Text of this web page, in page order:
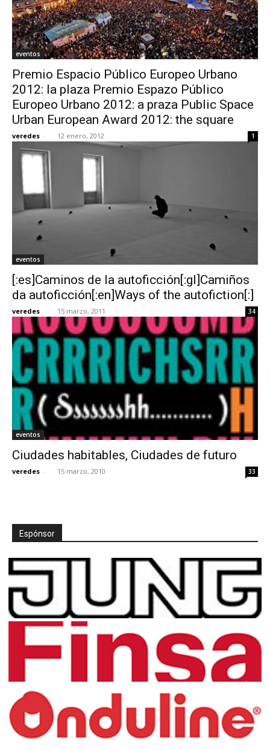
eventos
Premio Espacio Público Europeo Urbano
2012: la plaza Premio Espazo Público
Europeo Urbano 2012: a praza Public Space
Urban European Award 2012: the square
veredes - 12 enero, 2012 1
eventos
[:es]Caminos de la autoficción[:gl]Camiños
da autoficción[:en]Ways of the autofiction[:]
veredes - 15 marzo, 2011 34
eventos
Ciudades habitables, Ciudades de futuro
veredes - 15 marzo, 2010 33
Espónsor